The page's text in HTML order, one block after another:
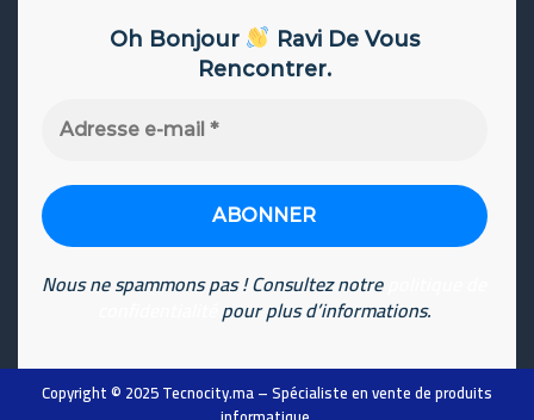
Oh Bonjour
Ravi De Vous
Rencontrer.
Nous ne spammons pas ! Consultez notre
pour plus d’informations.
Copyright © 2025Tecnocity.ma– Spécialiste en vente de produits